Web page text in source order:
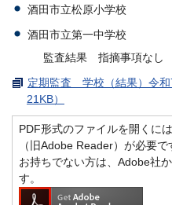
酒田市立松原小学校
酒田市立第一中学校
監査結果 指摘事項なし
定期監査 学校（結果）令
21KB）
PDF形式のファイルを開くに
（旧Adobe Reader）が必要で
お持ちでない方は、Adobe社
す。